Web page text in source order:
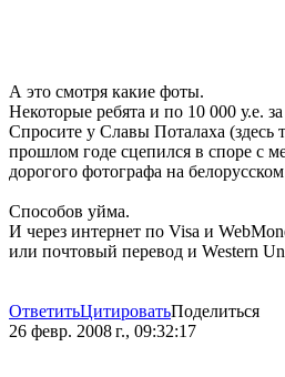
А это смотря какие фоты.
Некоторые ребята и по 10 000 у.е.
Спросите у Славы Поталаха (здесь
прошлом годе сцепился в споре с
дорогого фотографа на
Способов уйма.
И через интернет по Visa и
или почтовый перевод и Western
ОтветитьЦитироватьПоделиться
26 февр. 2008 г., 09:32:17